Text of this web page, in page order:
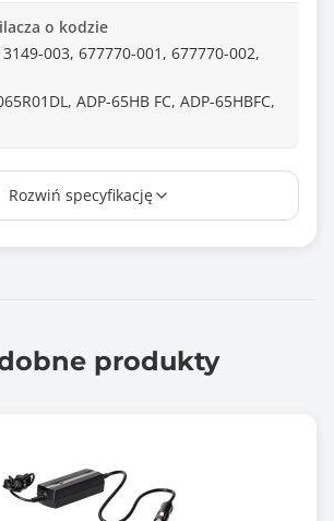
o kodzie
003, 677770-001, 677770-002,
ADP-65HB FC, ADP-65HBFC,
Rozwiń specyfikację
produkty